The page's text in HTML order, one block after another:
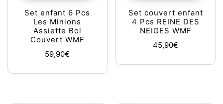
Set enfant 6 Pcs
Les Minions
Assiette Bol
Couvert WMF
59,90€
Set couvert enfant
4 Pcs REINE DES
NEIGES WMF
45,90€